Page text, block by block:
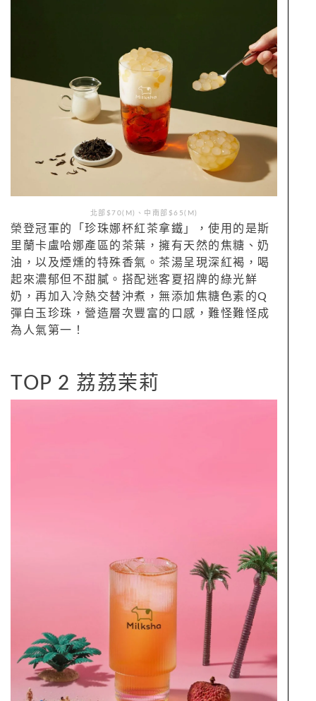
北部$70(M)、中南部$65(M)
榮登冠軍的「珍珠娜杯紅茶拿鐵」，使用的是斯
里蘭卡盧哈娜產區的茶葉，擁有天然的焦糖、奶
油，以及煙燻的特殊香氣。茶湯呈現深紅褐，喝
起來濃郁但不甜膩。搭配迷客夏招牌的綠光鮮
奶，再加入冷熱交替沖煮，無添加焦糖色素的Q
彈白玉珍珠，營造層次豐富的口感，難怪難怪成
為人氣第一！
TOP 2 荔荔茉莉